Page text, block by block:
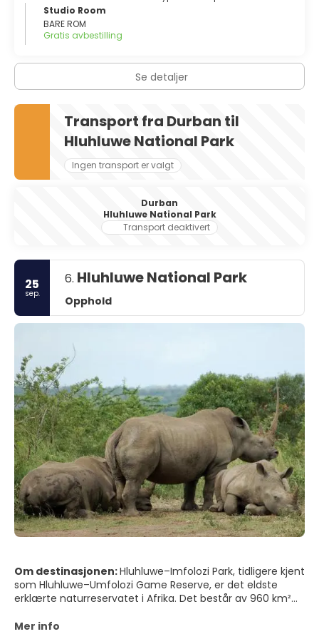
Studio Room
BARE ROM
Gratis avbestilling
Se detaljer
Transport fra Durban til
Hluhluwe National Park
Ingen transport er valgt
Durban
Hluhluwe National Park
Transport deaktivert
25
sep.
6. Hluhluwe National Park
Opphold
Om destinasjonen:Hluhluwe–Imfolozi Park, tidligere kjent
som Hluhluwe–Umfolozi Game Reserve, er det eldste
erklærte naturreservatet i Afrika. Det består av 960 km²
Durban i sentrale Zululand, KwaZulu-Natal, Sør-Afrika, og
Mer info